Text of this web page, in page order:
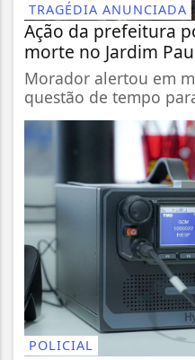
TRAGÉDIA ANUNCIADA
Ação da prefeitura
morte no Jardim
Morador alertou em
questão de tempo
POLICIAL